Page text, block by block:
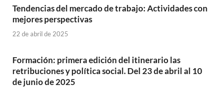
Tendencias del mercado de trabajo: Actividades con
mejores perspectivas
22 de abril de 2025
Formación: primera edición del itinerario las
retribuciones y política social. Del 23 de abril al 10
de junio de 2025